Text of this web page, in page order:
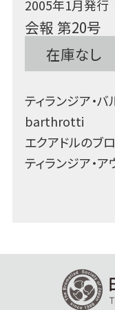
2005年1月発行
会報 第20号
在庫なし
ティランジア・
barthrotti
エクアドルのブ
ティランジア・